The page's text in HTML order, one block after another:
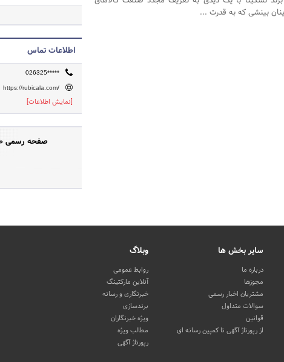
بینشی که به قدرت ...
اطلاعات تماس
026325*****
https://rubicala.com/
[نمایش اطلاعات]
صفحه رسمی
سایر بخش ها
درباره ما
مجوزها
مشتریان اخبار رسمی
سوالات متداول
قوانین
از رپورتاژ آگهی تا کمپین رسانه ای
وبلاگ
روابط عمومی
آنلاین مارکتینگ
خبرنگاری و رسانه
برندسازی
ویژه خبرنگاران
مطالب ویژه
رپورتاژ آگهی